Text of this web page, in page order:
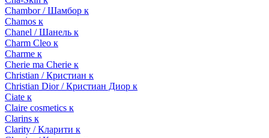
Chambor / Шамбор к
Chamos к
Chanel / Шанель к
Charm Cleo к
Charme к
Cherie ma Cherie к
Christian / Кристиан к
Christian Dior / Кристиан Диор к
Ciate к
Claire cosmetics к
Clarins к
Clarity / Кларити к